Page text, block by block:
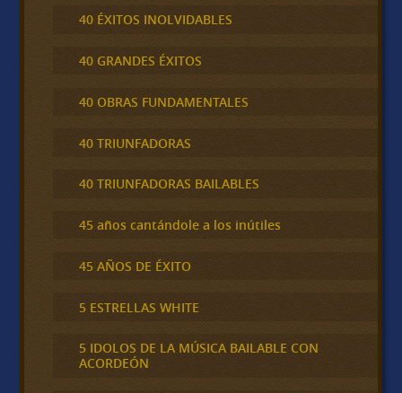
40 ÉXITOS INOLVIDABLES
40 GRANDES ÉXITOS
40 OBRAS FUNDAMENTALES
40 TRIUNFADORAS
40 TRIUNFADORAS BAILABLES
45 años cantándole a los inútiles
45 AÑOS DE ÉXITO
5 ESTRELLAS WHITE
5 IDOLOS DE LA MÚSICA BAILABLE CON
ACORDEÓN